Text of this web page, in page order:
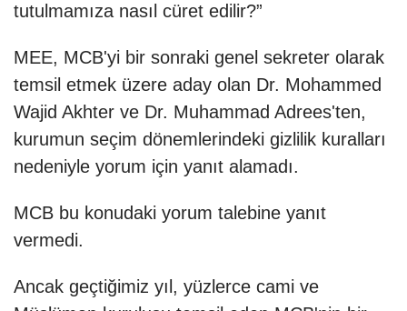
tutulmamıza nasıl cüret edilir?”
MEE, MCB'yi bir sonraki genel sekreter olarak
temsil etmek üzere aday olan Dr. Mohammed
Wajid Akhter ve Dr. Muhammad Adrees'ten,
kurumun seçim dönemlerindeki gizlilik kuralları
nedeniyle yorum için yanıt alamadı.
MCB bu konudaki yorum talebine yanıt
vermedi.
Ancak geçtiğimiz yıl, yüzlerce cami ve